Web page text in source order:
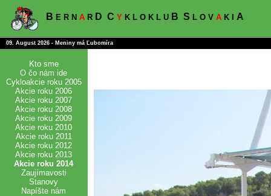
B E R N A R D C Y K L O K L U B S L O V A K I A
09. August 2026 - Meniny má Ľubomíra
Kto sme
O čo nám ide
Cykloakcie roku 2005
Akcie roku 2006
Akcie roku 2007
Akcie roku 2008
Akcie roku 2009
Akcie roku 2010
Akcie roku 2011
Akcie roku 2012
Akcie roku 2013
Akcie roku 2014
Zaujímavosti
Stanovy
Napíšte nám